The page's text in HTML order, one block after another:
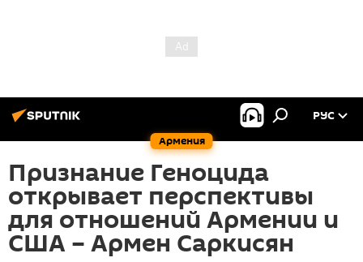
Армения
РУС
Признание Геноцида
открывает перспективы
для отношений Армении и
США – Армен Саркисян